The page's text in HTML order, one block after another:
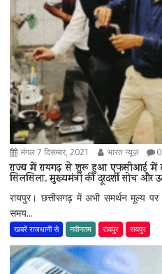
मंगल 7 दिसम्बर, 2021 भारत न्यूज़ 0
राज्य में रायगढ़ से शुरू हुआ एफसीआई में
सिलसिला, मुख्यमंत्री की दूरदर्शी सोच और
रायपुर। छत्तीसगढ़ में अभी समर्थन मूल्य
समय...
खबरें राजधानी से नवीनतम रायपुर रायपुर